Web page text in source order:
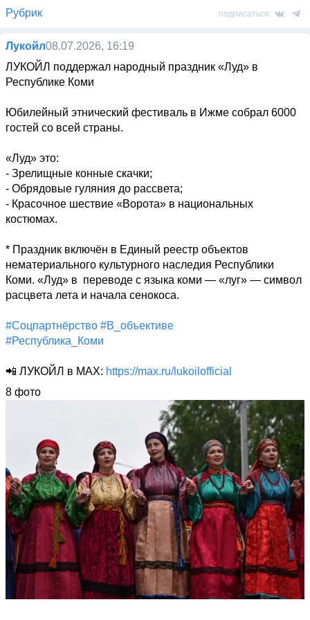
Рубрик подписаться:
Лукойл08.07.2026, 16:19
ЛУКОЙЛ поддержал народный праздник «Луд» в
Республике Коми
Юбилейный этнический фестиваль в Ижме собрал 6000
гостей со всей страны.
«Луд» это:
- Зрелищные конные скачки;
- Обрядовые гуляния до рассвета;
- Красочное шествие «Ворота» в национальных
костюмах.
* Праздник включён в Единый реестр объектов
нематериального культурного наследия Республики
Коми. «Луд» в  переводе с языка коми — «луг» — символ
расцвета лета и начала сенокоса.
#Соцпартнёрство #В_объективе
#Республика_Коми
📲 ЛУКОЙЛ в MAX: https://max.ru/lukoilofficial
8 фото